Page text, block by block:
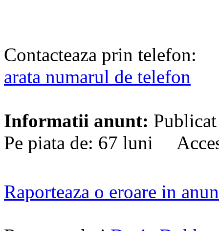
Contacteaza prin telefon:
arata numarul de telefon
Informatii anunt:
Pe piata de: 67 luni
Raporteaza o eroare in